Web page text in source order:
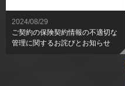
2024/08/29
ご契約の保険契約情報の不適切な
管理に関するお詫びとお知らせ